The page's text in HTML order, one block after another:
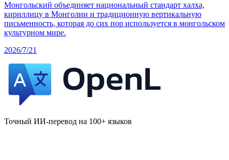
Монгольский объединяет национальный стандарт халха,
кириллицу в Монголии и традиционную вертикальную
письменность, которая до сих пор используется в монгольском
культурном мире.
2026/7/21
Точный ИИ-перевод на 100+ языков